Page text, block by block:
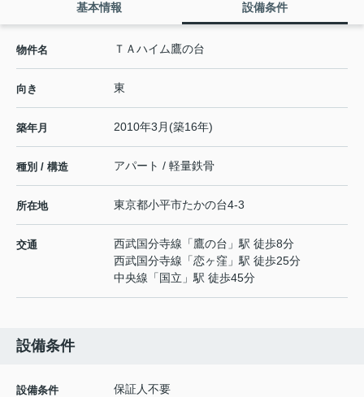
基本情報 設備条件
物件名 ＴＡハイム鷹の台
向き 東
築年月 2010年3月(築16年)
種別 / 構造 アパート / 軽量鉄骨
所在地 東京都小平市たかの台4-3
交通 西武国分寺線 「鷹の台 」駅 徒歩8分
西武国分寺線 「恋ヶ窪 」駅 徒歩25分
中央線 「 国立 」駅 徒歩45分
設備条件
設備条件
保証人不要